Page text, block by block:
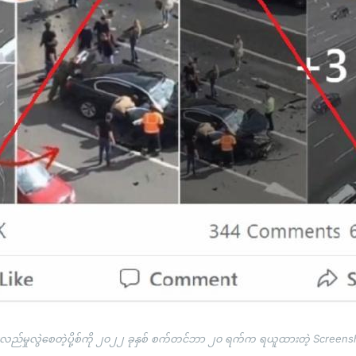
လည်မှုလွဲစေတဲ့ပို့စ်ကို ၂၀၂၂ ခုနှစ် စက်တင်ဘာ ၂၀ ရက်က ရယူထားတဲ့